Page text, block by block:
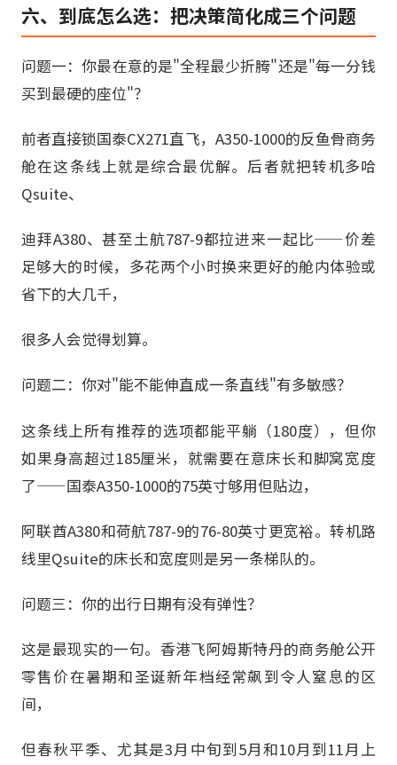
六、到底怎么选：把决策简化成三个问题
问题一：你最在意的是"全程最少折腾"还是"每一分钱
买到最硬的座位"？
前者直接锁国泰CX271直飞，A350-1000的反鱼骨商务
舱在这条线上就是综合最优解。后者就把转机多哈
Qsuite、
迪拜A380、甚至土航787-9都拉进来一起比——价差
足够大的时候，多花两个小时换来更好的舱内体验或
省下的大几千，
很多人会觉得划算。
问题二：你对"能不能伸直成一条直线"有多敏感？
这条线上所有推荐的选项都能平躺（180度），但你
如果身高超过185厘米，就需要在意床长和脚窝宽度
了——国泰A350-1000的75英寸够用但贴边，
阿联酋A380和荷航787-9的76-80英寸更宽裕。转机路
线里Qsuite的床长和宽度则是另一条梯队的。
问题三：你的出行日期有没有弹性？
这是最现实的一句。香港飞阿姆斯特丹的商务舱公开
零售价在暑期和圣诞新年档经常飙到令人窒息的区
间，
但春秋平季、尤其是3月中旬到5月和10月到11月上